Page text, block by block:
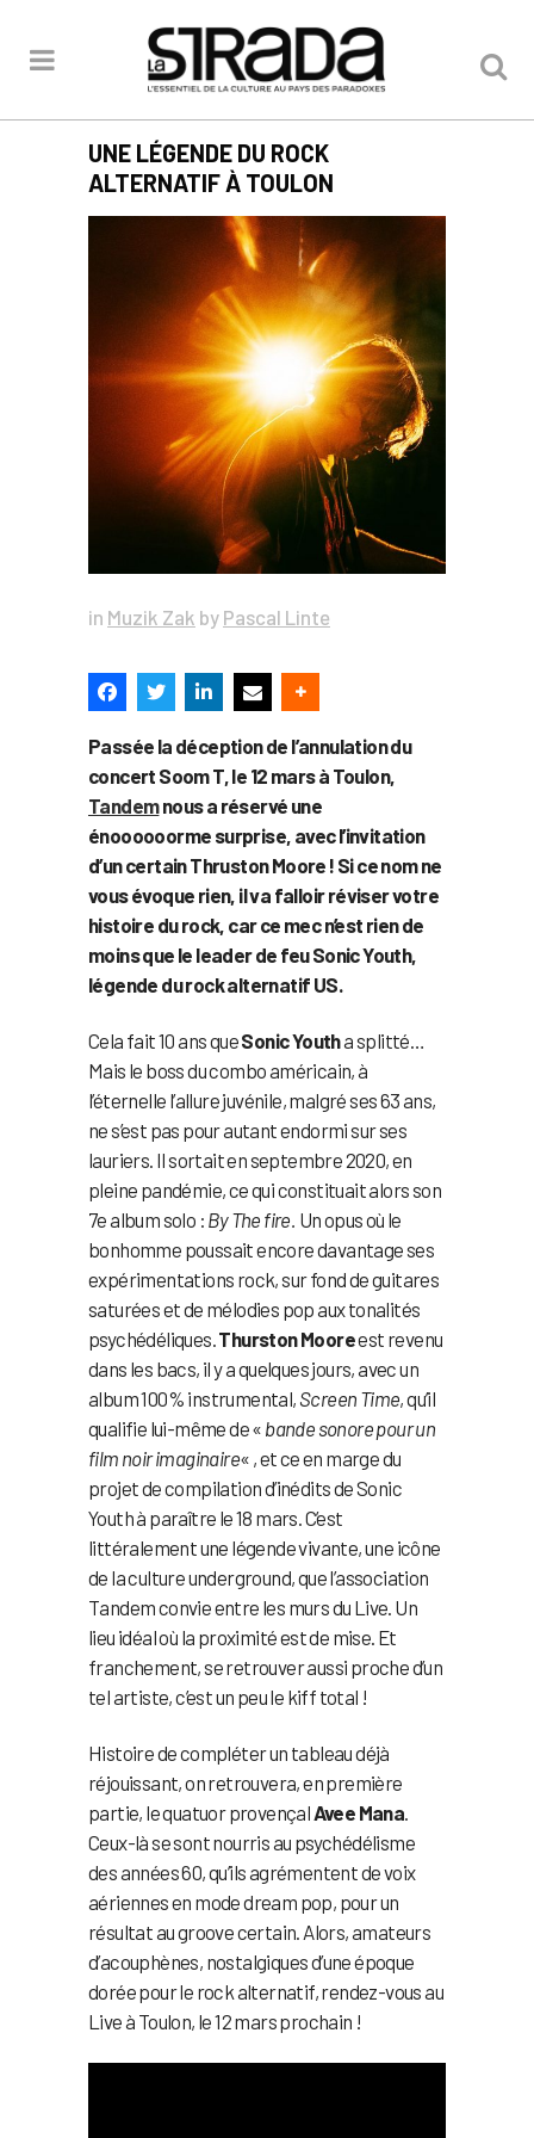
UNE LÉGENDE DU ROCK
ALTERNATIF À TOULON
in Muzik Zak by Pascal Linte
Passée la déception de l’annulation du
concert Soom T, le 12 mars à Toulon,
Tandemnous a réservé une
énoooooorme surprise, avec l’invitation
d’un certain Thruston Moore ! Si ce nom ne
vous évoque rien, il va falloir réviser votre
histoire du rock, car ce mec n’est rien de
moins que le leader de feu Sonic Youth,
légende du rock alternatif US.
Cela fait 10 ans queSonic Youtha splitté…
Mais le boss du combo américain, à
l’éternelle l’allure juvénile, malgré ses 63 ans,
ne s’est pas pour autant endormi sur ses
lauriers. Il sortait en septembre 2020, en
pleine pandémie, ce qui constituait alors son
7e album solo : By The fire. Un opus où le
bonhomme poussait encore davantage ses
expérimentations rock, sur fond de guitares
saturées et de mélodies pop aux tonalités
psychédéliques.Thurston Mooreest revenu
dans les bacs, il y a quelques jours, avec un
album 100% instrumental, Screen Time, qu’il
qualifie lui-même de « bande sonore pour un
film noir imaginaire« , et ce en marge du
projet de compilation d’inédits de Sonic
Youth à paraître le 18 mars. C’est
littéralement une légende vivante, une icône
de la culture underground, que l’association
Tandem convie entre les murs du Live. Un
lieu idéal où la proximité est de mise. Et
franchement, se retrouver aussi proche d’un
tel artiste, c’est un peu le kiff total !
Histoire de compléter un tableau déjà
réjouissant, on retrouvera, en première
partie, le quatuor provençalAvee Mana.
Ceux-là se sont nourris au psychédélisme
des années 60, qu’ils agrémentent de voix
aériennes en mode dream pop, pour un
résultat au groove certain. Alors, amateurs
d’acouphènes, nostalgiques d’une époque
dorée pour le rock alternatif, rendez-vous au
Live à Toulon, le 12 mars prochain !